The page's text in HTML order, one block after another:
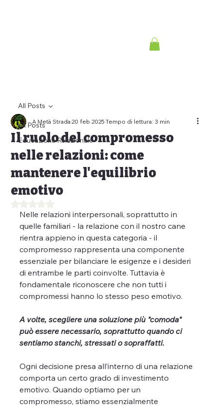
All Posts
Educazione Relazionale
All Posts
Il ruolo del compromesso
nelle relazioni: come
mantenere l'equilibrio
emotivo
A Metà Strada20 feb 2025Tempo di lettura: 3 min
Nelle relazioni interpersonali, soprattutto in
quelle familiari - la relazione con il nostro cane
rientra appieno in questa categoria - il
compromesso rappresenta una componente
essenziale per bilanciare le esigenze e i desideri
di entrambe le parti coinvolte. Tuttavia è
fondamentale riconoscere che non tutti i
compromessi hanno lo stesso peso emotivo.
A volte, scegliere una soluzione più "comoda"
può essere necessario, soprattutto quando ci
sentiamo stanchi, stressati o sopraffatti.
Ogni decisione presa all’interno di una relazione
comporta un certo grado di investimento
emotivo. Quando optiamo per un
compromesso, stiamo essenzialmente